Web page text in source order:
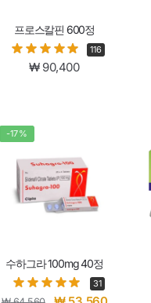
프로스칼핀 600정
116
₩90,400
-17%
수하그라 100mg 40정
31